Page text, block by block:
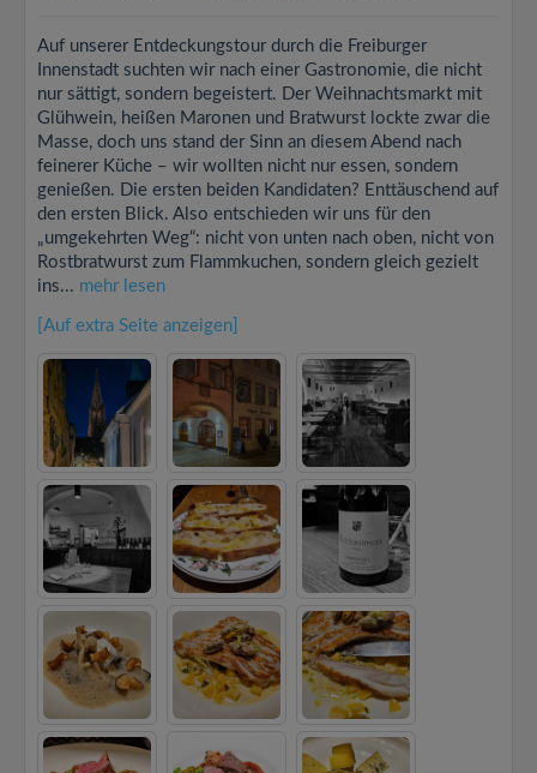
Auf unserer Entdeckungstour durch die Freiburger
Innenstadt suchten wir nach einer Gastronomie, die nicht
nur sättigt, sondern begeistert. Der Weihnachtsmarkt mit
Glühwein, heißen Maronen und Bratwurst lockte zwar die
Masse, doch uns stand der Sinn an diesem Abend nach
feinerer Küche – wir wollten nicht nur essen, sondern
genießen. Die ersten beiden Kandidaten? Enttäuschend auf
den ersten Blick. Also entschieden wir uns für den
„umgekehrten Weg“: nicht von unten nach oben, nicht von
Rostbratwurst zum Flammkuchen, sondern gleich gezielt
ins... mehr lesen
[Auf extra Seite anzeigen]